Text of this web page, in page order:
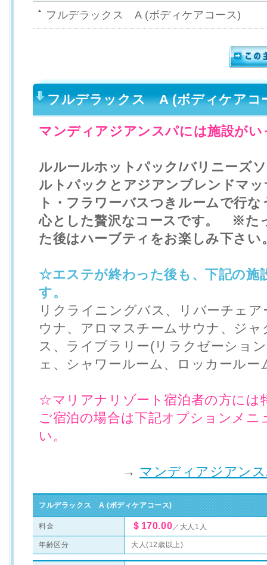
フルデラックス A (ボディケアコース)
フルデラックス A (ボディケア
マンディアジアンスパには施設が
ルルールホットパック/バリニーズ
ルトパックとアジアンブレンドマ
ト・フラワーバスつきルームで行
心とした贅沢なコースです。 ※た
た後はハーブティをお楽しみ下さい
☆エステが終わった後も、下記の施
す。
リクライニングバス、リバーチェ
ウナ、アロマスチームサウナ、ジ
ス、ライブラリー(リラクゼーショ
ェ、シャワールーム、ロッカールー
☆マリアナリゾート宿泊者の方には
ご宿泊の場合は下記オプションメニ
い。
→ マンディアジアン
フルデラックス A (ボディケアコース)
料金 ＄170.00／大人1人
年齢区分 大人(12歳以上)